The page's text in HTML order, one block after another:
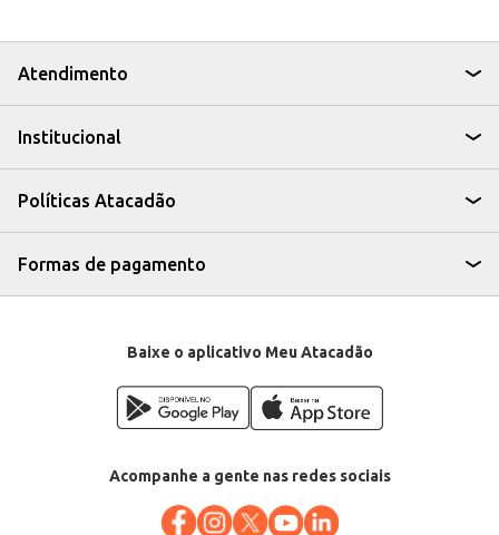
Ideal para quem aprecia o sabor da vodka Absolut com um toque cítrico e
borbulhante.
A Bebida Alcoólica Mista Absolut Sprite é uma escolha conveniente para
Atendimento
Institucional
Políticas Atacadão
Formas de pagamento
Baixe o aplicativo Meu Atacadão
Acompanhe a gente nas redes sociais